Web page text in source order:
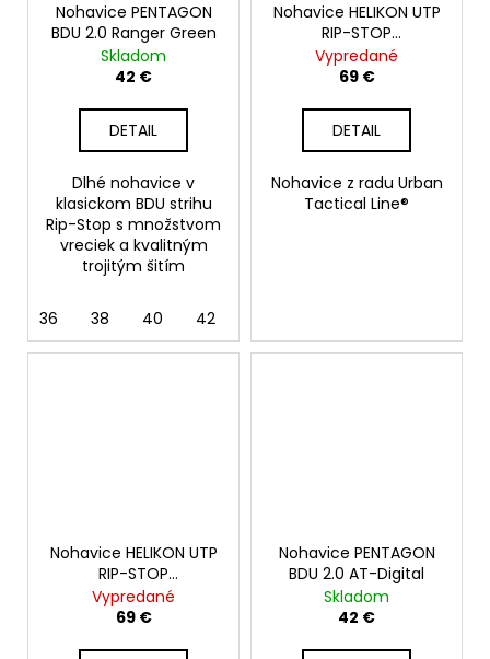
Nohavice PENTAGON
BDU 2.0 Ranger Green
Skladom
42 €
DETAIL
Dlhé nohavice v
klasickom BDU strihu
Rip-Stop s množstvom
vreciek a kvalitným
trojitým šitím
36 38 40 42
Nohavice HELIKON UTP
RIP-STOP
POLYCOTTON,
Adaptive Green
Vypredané
69 €
DETAIL
Nohavice z radu Urban
Tactical Line®
Nohavice HELIKON UTP
RIP-STOP
POLYCOTTON, Taiga
green
Vypredané
69 €
Nohavice PENTAGON
BDU 2.0 AT-Digital
Skladom
42 €